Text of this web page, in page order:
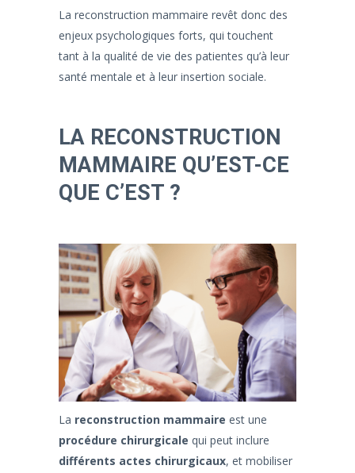
La reconstruction mammaire revêt donc des
enjeux psychologiques forts, qui touchent
tant à la qualité de vie des patientes qu’à leur
santé mentale et à leur insertion sociale.
LA RECONSTRUCTION
MAMMAIRE QU’EST-CE
QUE C’EST ?
La reconstruction mammaire est une
procédure chirurgicale qui peut inclure
différents actes chirurgicaux, et mobiliser